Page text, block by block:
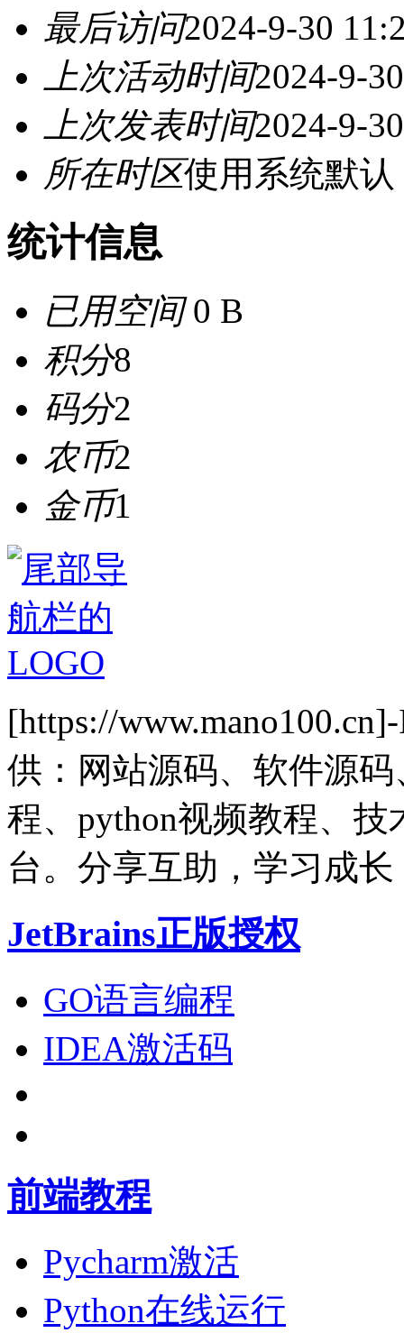
最后访问2024-9-30
上次活动时间2024-9-
上次发表时间2024-9-
所在时区使用系统默认
统计信息
已用空间0 B
积分8
码分2
农币2
金币1
[https://
供：网站源码、软件源
程、python视频教程、
台。分享互助，学习成长
JetBrains正版授权
GO语言编程
IDEA激活码
前端教程
Pycharm激活
Python在线运行